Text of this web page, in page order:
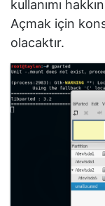
kullanımı
Açmak için
olacaktır.